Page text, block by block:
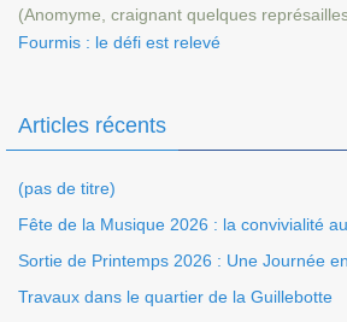
(Anomyme, craignant quelques
Fourmis : le défi est relevé
Articles récents
(pas de titre)
Fête de la Musique 2026 : la convivialité
Sortie de Printemps 2026 : Une Journée
Travaux dans le quartier de la Guillebotte